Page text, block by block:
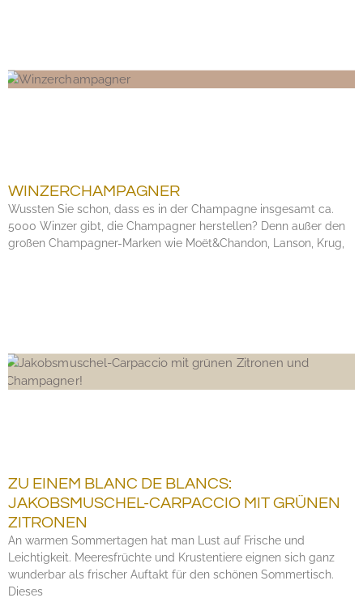
WINZERCHAMPAGNER
Wussten Sie schon, dass es in der Champagne insgesamt ca.
5000 Winzer gibt, die Champagner herstellen? Denn außer den
großen Champagner-Marken wie Moët&Chandon, Lanson, Krug,
ZU EINEM BLANC DE BLANCS:
JAKOBSMUSCHEL-CARPACCIO MIT GRÜNEN
ZITRONEN
An warmen Sommertagen hat man Lust auf Frische und
Leichtigkeit. Meeresfrüchte und Krustentiere eignen sich ganz
wunderbar als frischer Auftakt für den schönen Sommertisch.
Dieses